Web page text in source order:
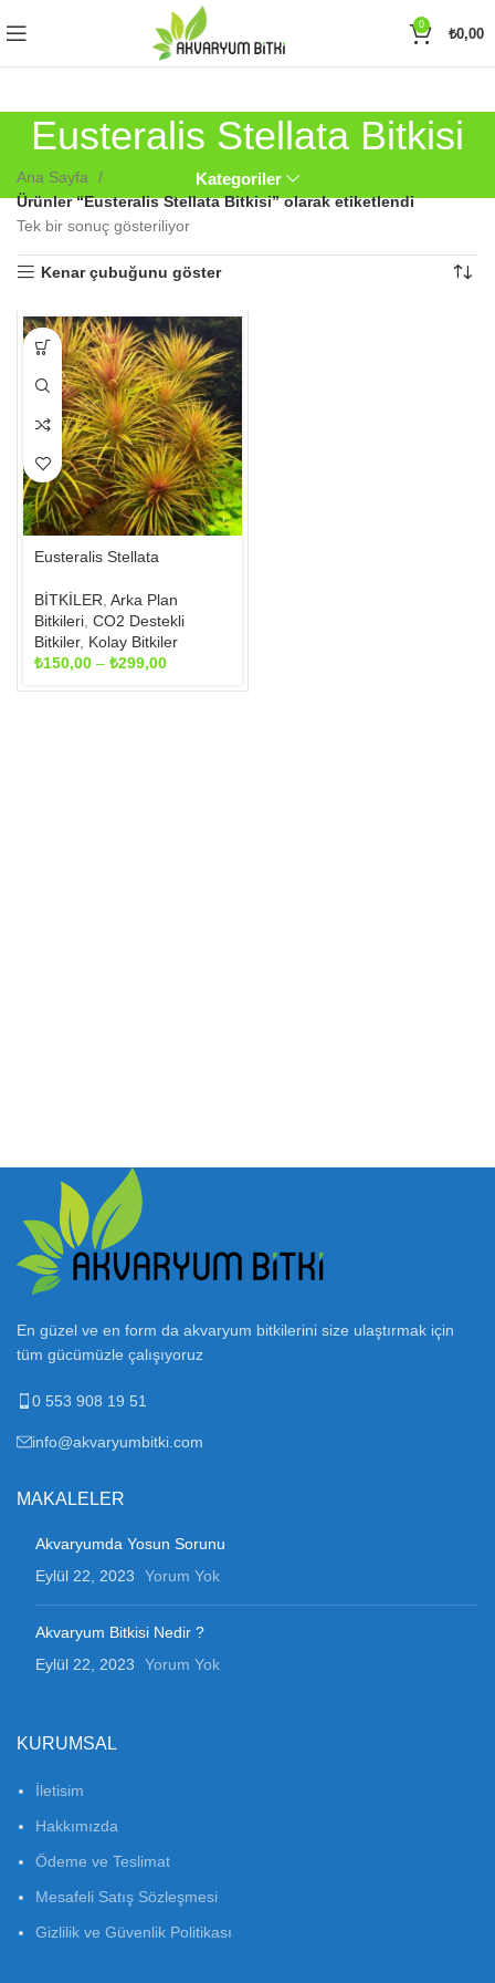
0
₺0,00
Eusteralis Stellata Bitkisi
Kategoriler
Ana Sayfa
Ürünler “Eusteralis Stellata Bitkisi” olarak etiketlendi
Tek bir sonuç gösteriliyor
Kenar çubuğunu göster
Bu
ürünün
birden
varyasyonu
Seçenekler
ürün
sayfasından
seçilebilir
Eusteralis Stellata
BİTKİLER Arka Plan
Bitkileri CO2 Destekli
Bitkiler, Kolay Bitkiler
₺150,00 – ₺299,00Fiyat
En güzel ve en form da akvaryum bitkilerini size ulaştırmak için
tüm gücümüzle çalışıyoruz
0 553 908 19 51
info@akvaryumbitki.com
MAKALELER
Akvaryumda Yosun Sorunu
Eylül 22, 2023
Yorum Yok
Akvaryum Bitkisi Nedir ?
Eylül 22, 2023
Yorum Yok
KURUMSAL
İletisim
Hakkımızda
Ödeme ve Teslimat
Mesafeli Satış Sözleşmesi
Gizlilik ve Güvenlik Politikası